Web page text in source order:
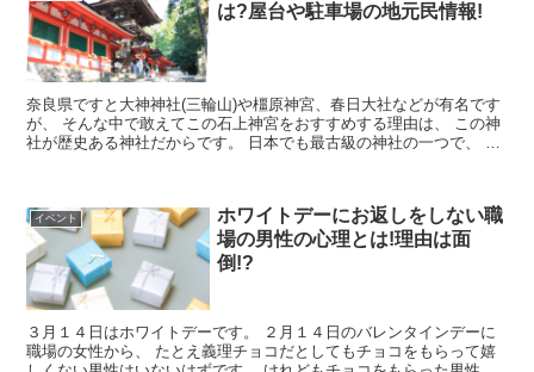
は?屋台や駐車場の地元民情報!
奈良県ですと大神神社(三輪山)や橿原神宮、春日大社などが有名です
が、 そんな中で敢えてこの石上神宮をおすすめする理由は、 この神
社が歴史ある神社だからです。 日本でも最古級の神社の一つで、 飛
イベント
ホワイトデーにお返しをしない職
場の男性の心理とは!理由は面
倒!?
３月１４日はホワイトデーです。 ２月１４日のバレンタインデーに
職場の女性から、 たとえ義理チョコだとしてもチョコをもらって嬉